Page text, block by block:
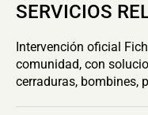
SERVICIOS
Intervención oficial
comunidad, con
cerraduras, bombines,